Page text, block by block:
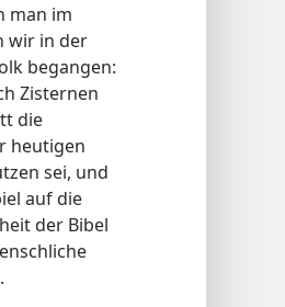
man im
wir in der
begangen:
Zisternen
die
heutigen
sei, und
auf die
der Bibel